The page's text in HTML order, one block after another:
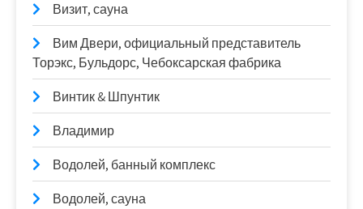
Визит, сауна
Вим Двери, официальный представитель
Торэкс, Бульдорс, Чебоксарская фабрика
Винтик & Шпунтик
Владимир
Водолей, банный комплекс
Водолей, сауна